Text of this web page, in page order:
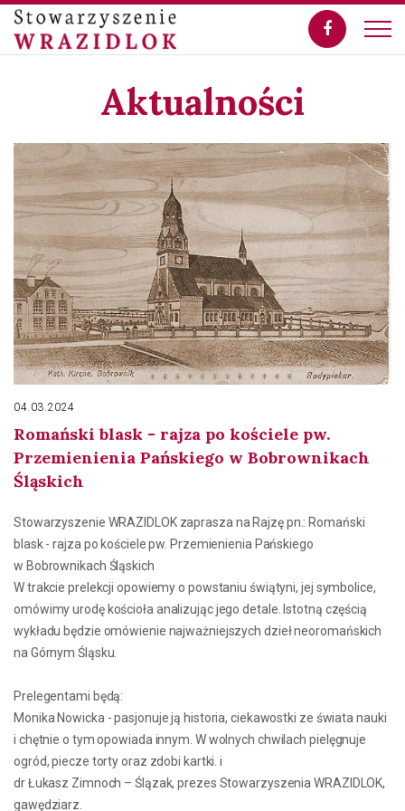
Aktualności
04.03.2024
Romański blask - rajza po kościele pw.
Przemienienia Pańskiego w Bobrownikach
Śląskich
Stowarzyszenie WRAZIDLOK zaprasza na Rajzę pn.: Romański
blask - rajza po kościele pw. Przemienienia Pańskiego
w Bobrownikach Śląskich
W trakcie prelekcji opowiemy o powstaniu świątyni, jej symbolice,
omówimy urodę kościoła analizując jego detale. Istotną częścią
wykładu będzie omówienie najważniejszych dzieł neoromańskich
na Górnym Śląsku.
Prelegentami będą:
Monika Nowicka - pasjonuje ją historia, ciekawostki ze świata nauki
i chętnie o tym opowiada innym. W wolnych chwilach pielęgnuje
ogród, piecze torty oraz zdobi kartki. i
dr Łukasz Zimnoch – Ślązak, prezes Stowarzyszenia WRAZIDLOK,
gawędziarz.